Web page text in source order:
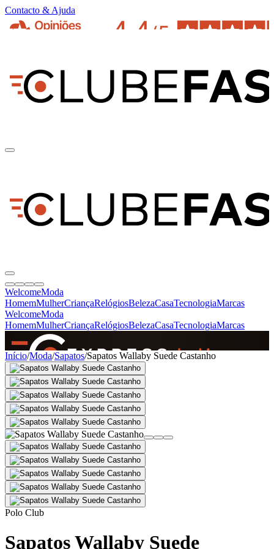
Contacto & Ajuda
WelcomeModa
HomemMulherCriançaRelógiosBelezaCasaTecnologiaMarcas
WelcomeModa
HomemMulherCriançaRelógiosBelezaCasaTecnologiaMarcas
SINCE 2005
+de 36.000 reviews
Início/Moda/Sapatos/Sapatos Wallaby Suede Castanho
Polo Club
Sapatos Wallaby Suede